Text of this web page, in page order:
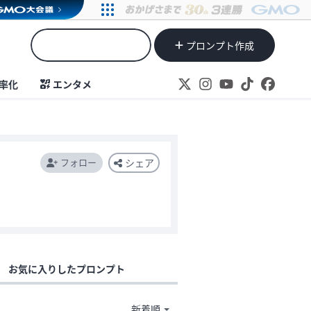
プロンプト作成
化 エンタメ
フォロー シェア
お気に入りしたプロンプト